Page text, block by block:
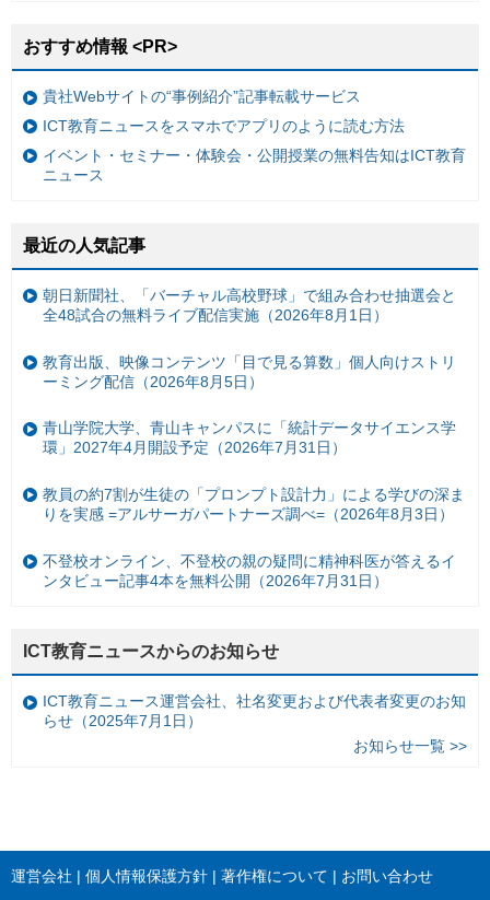
おすすめ情報 <PR>
貴社Webサイトの“事例紹介”記事転載サービス
ICT教育ニュースをスマホでアプリのように読む方法
イベント・セミナー・体験会・公開授業の無料告知はICT教育
ニュース
最近の人気記事
朝日新聞社、「バーチャル高校野球」で組み合わせ抽選会と
全48試合の無料ライブ配信実施（2026年8月1日）
教育出版、映像コンテンツ「目で見る算数」個人向けストリ
ーミング配信（2026年8月5日）
青山学院大学、青山キャンパスに「統計データサイエンス学
環」2027年4月開設予定（2026年7月31日）
教員の約7割が生徒の「プロンプト設計力」による学びの深ま
りを実感 =アルサーガパートナーズ調べ=（2026年8月3日）
不登校オンライン、不登校の親の疑問に精神科医が答えるイ
ンタビュー記事4本を無料公開（2026年7月31日）
ICT教育ニュースからのお知らせ
ICT教育ニュース運営会社、社名変更および代表者変更のお知
らせ（2025年7月1日）
お知らせ一覧 >>
運営会社 個人情報保護方針 著作権について お問い合わせ